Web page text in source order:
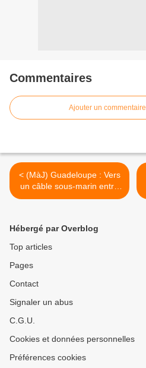
Commentaires
Ajouter un commentaire
< (MàJ) Guadeloupe : Vers
un câble sous-marin entre
Terre-de-Haut et Terre-de-
Hébergé par Overblog
Top articles
Pages
Contact
Signaler un abus
C.G.U.
Cookies et données personnelles
Préférences cookies